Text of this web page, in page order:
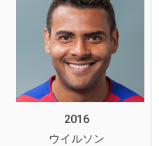
2016
ウイルソン